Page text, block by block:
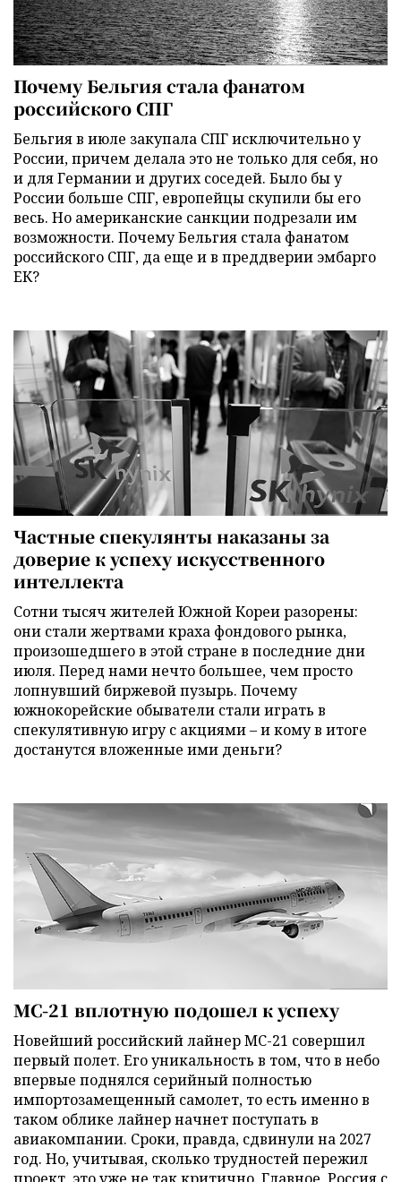
Почему Бельгия стала фанатом
российского СПГ
Бельгия в июле закупала СПГ исключительно у
России, причем делала это не только для себя, но
и для Германии и других соседей. Было бы у
России больше СПГ, европейцы скупили бы его
весь. Но американские санкции подрезали им
возможности. Почему Бельгия стала фанатом
российского СПГ, да еще и в преддверии эмбарго
ЕК?
Частные спекулянты наказаны за
доверие к успеху искусственного
интеллекта
Сотни тысяч жителей Южной Кореи разорены:
они стали жертвами краха фондового рынка,
произошедшего в этой стране в последние дни
июля. Перед нами нечто большее, чем просто
лопнувший биржевой пузырь. Почему
южнокорейские обыватели стали играть в
спекулятивную игру с акциями – и кому в итоге
достанутся вложенные ими деньги?
МС-21 вплотную подошел к успеху
Новейший российский лайнер МС-21 совершил
первый полет. Его уникальность в том, что в небо
впервые поднялся серийный полностью
импортозамещенный самолет, то есть именно в
таком облике лайнер начнет поступать в
авиакомпании. Сроки, правда, сдвинули на 2027
год. Но, учитывая, сколько трудностей пережил